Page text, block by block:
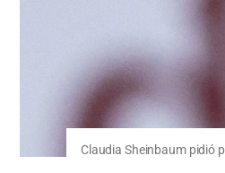
Claudia Sheinbaum pidió